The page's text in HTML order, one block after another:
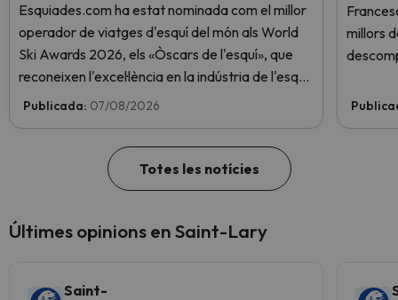
Esquiades.com ha estat nominada com el millor
operador de viatges d'esquí del món als World
Ski Awards 2026, els «Òscars de l'esquí», que
reconeixen l'excel·lència en la indústria de l'esquí.
Vota ara i ajuda'ns a arribar al capdamunt!
Publicada: 07/08/2026
millors
Totes les notícies
Últimes opinions en Saint-Lary
Saint-